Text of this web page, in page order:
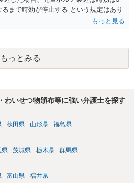
まで時効が停止する という規定はあり
もっとみる
わいせつ物頒布等に強い弁護士を探す
秋田県 山形県 福島県
県 茨城県 栃木県 群馬県
富山県 福井県